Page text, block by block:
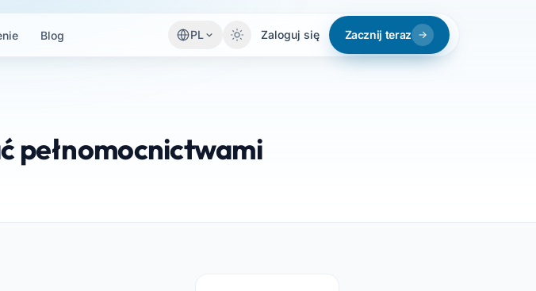
Blog PL Zaloguj się Zacznij teraz
pełnomocnictwami